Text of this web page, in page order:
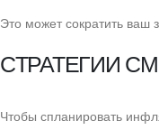
Это может сократить ваш
CТРАТЕГИИ
Чтобы спланировать